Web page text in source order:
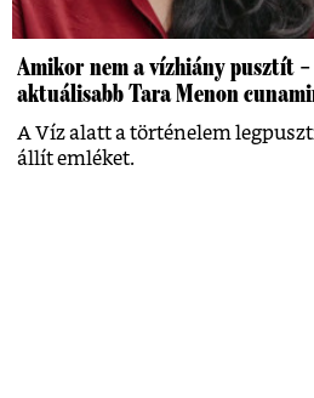
Amikor nem a vízhiány pusztít
aktuálisabb Tara Menon
A Víz alatt a történelem
állít emléket.